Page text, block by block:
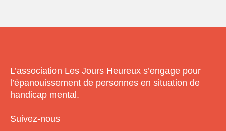
L’association Les Jours Heureux s’engage pour
l’épanouissement de personnes en situation de
handicap mental.
Suivez-nous